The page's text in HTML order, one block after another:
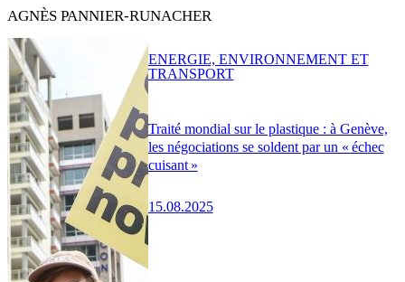
AGNÈS PANNIER-RUNACHER
Traité mondial sur le plastique : à Genève,
les négociations se soldent par un « échec
cuisant »
15.08.2025
ENERGIE, ENVIRONNEMENT ET
TRANSPORT